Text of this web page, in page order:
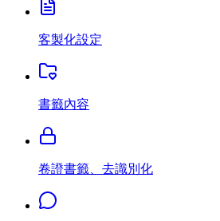
客製化設定
書籤內容
卷證書籤、去識別化